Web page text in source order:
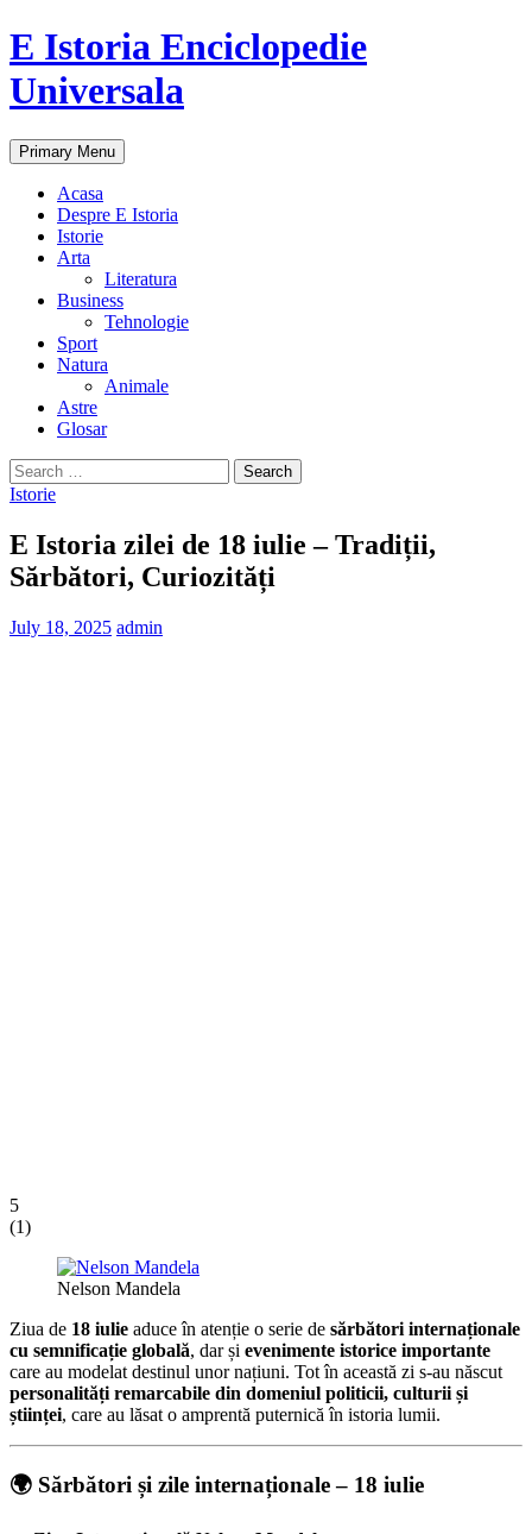
E Istoria Enciclopedie
Universala
Search
Primary Menu Skip
to
Acasa
Despre E Istoria
Istorie
Arta
Literatura
Business
Tehnologie
Sport
Natura
Animale
Astre
Glosar
Search
for:
Istorie
E Istoria zilei de 18 iulie – Tradiții,
Sărbători, Curiozități
July 18, 2025 admin
5
(1)
Nelson Mandela
Ziua de 18 iulie aduce în atenție o serie de sărbători internaționale
cu semnificație globală, dar și evenimente istorice importante
care au modelat destinul unor națiuni. Tot în această zi s-au născut
personalități remarcabile din domeniul politicii, culturii și
științei, care au lăsat o amprentă puternică în istoria lumii.
🌍 Sărbători și zile internaționale – 18 iulie